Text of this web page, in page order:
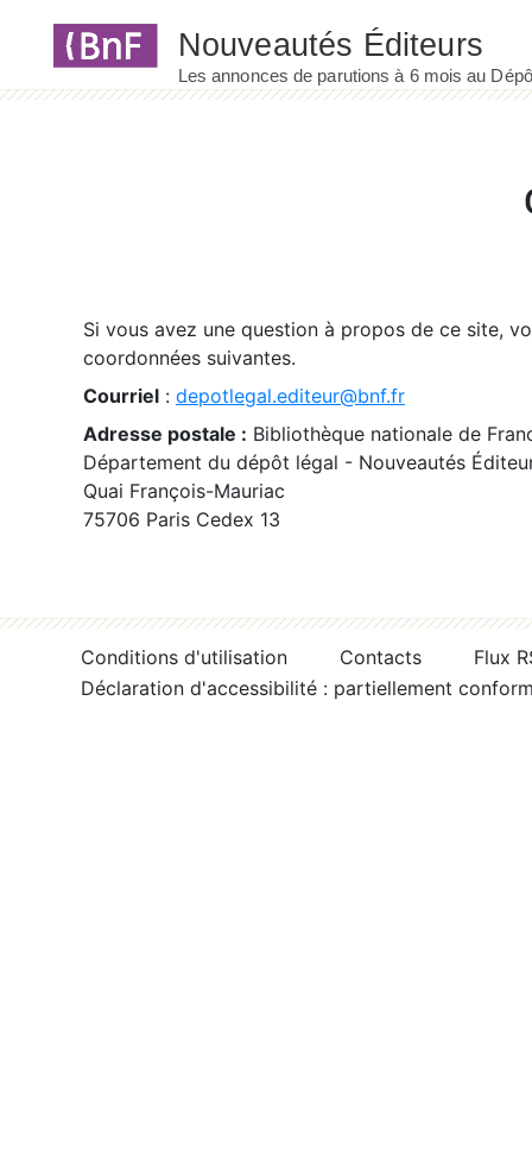
Si vous avez une question à propos de ce site,
coordonnées suivantes.
Courriel : depotlegal.editeur@bnf.fr
Adresse postale : Bibliothèque nationale de
Département du dépôt légal - Nouveautés
Quai François-Mauriac
75706 Paris Cedex 13
Conditions d'utilisation Contacts
Flux
Déclaration d'accessibilité : partiellement